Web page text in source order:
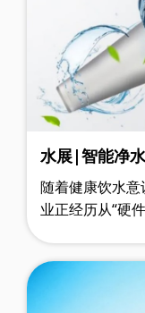
水展|智能净
业变革
随着健康饮水
业正经历从“硬